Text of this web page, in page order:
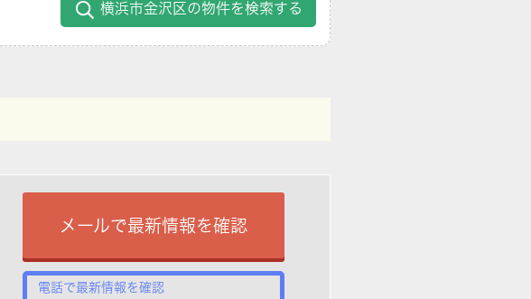
横浜市金沢区の物件を検索する
メールで最新情報を確認
電話で最新情報を確認